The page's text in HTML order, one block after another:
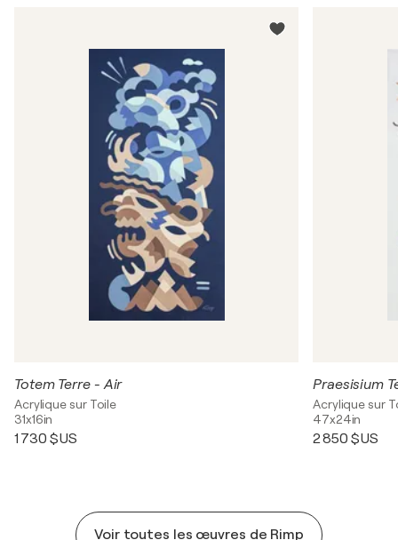
Totem Terre - Air
Acrylique sur Toile
31x16in
1 730 $US
Praesisium
Acrylique sur
47x24in
2 850 $US
Voir toutes les œuvres de Rimp